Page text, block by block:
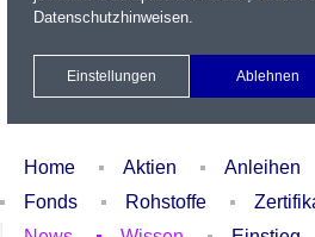
Xetra Realtime
Watchlist
Home Aktien Anleihen
Fonds
Rohstoffe
Datenschutzhinweisen.
Einstellungen Ablehnen